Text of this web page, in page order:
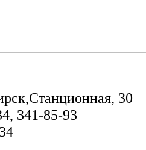
30
341-85-93